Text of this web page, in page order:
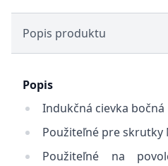
Popis produktu
Popis
Indukčná cievka bočná
Použiteľné pre skrutky
Použiteľné na